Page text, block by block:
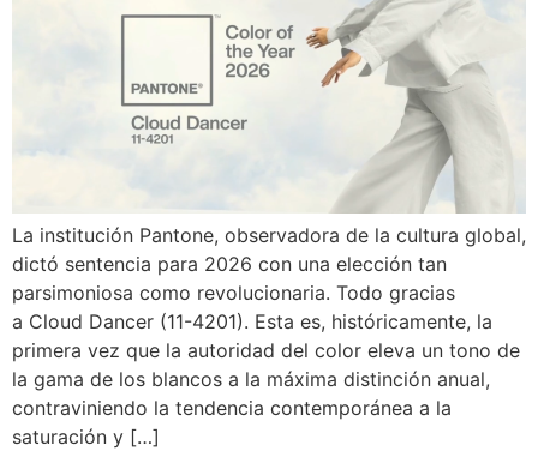
La institución Pantone, observadora de la cultura global,
dictó sentencia para 2026 con una elección tan
parsimoniosa como revolucionaria. Todo gracias
a Cloud Dancer (11-4201). Esta es, históricamente, la
primera vez que la autoridad del color eleva un tono de
la gama de los blancos a la máxima distinción anual,
contraviniendo la tendencia contemporánea a la
saturación y […]